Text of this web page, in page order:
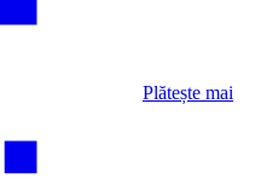
Plătește mai